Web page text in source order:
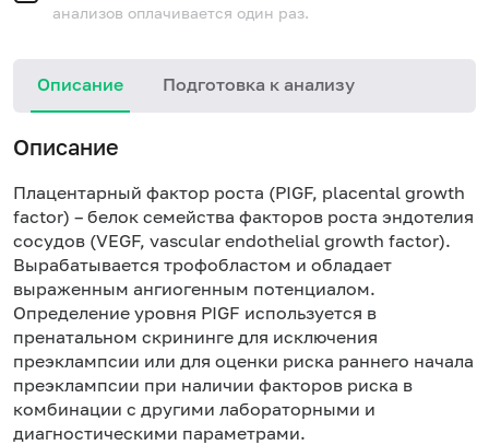
анализов оплачивается один раз.
Описание Подготовка к анализу
Описание
Плацентарный фактор роста (PIGF, placental growth
factor) – белок семейства факторов роста эндотелия
сосудов (VEGF, vascular endothelial growth factor).
Вырабатывается трофобластом и обладает
выраженным ангиогенным потенциалом.
Определение уровня PIGF используется в
пренатальном скрининге для исключения
преэклампсии или для оценки риска раннего начала
преэклампсии при наличии факторов риска в
комбинации с другими лабораторными и
диагностическими параметрами.